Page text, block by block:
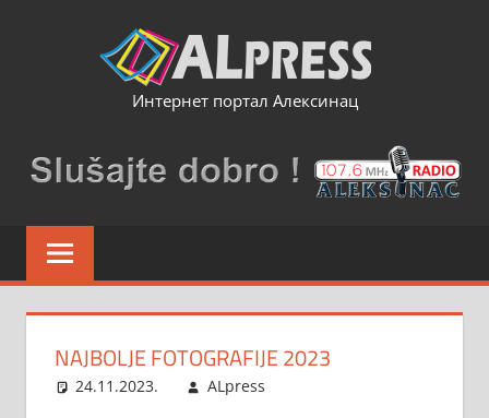
Интернет портал Алексинац
NAJBOLJE FOTOGRAFIJE 2023
24.11.2023. ALpress